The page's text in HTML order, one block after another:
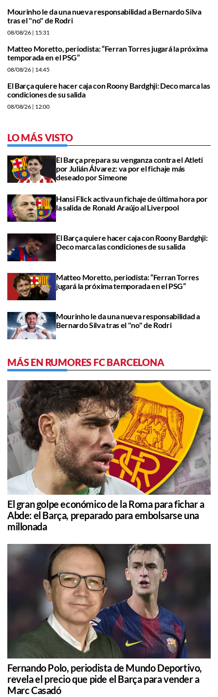
Mourinho le da una nueva responsabilidad a Bernardo Silva
tras el "no" de Rodri
08/08/26 | 15:31
Matteo Moretto, periodista: “Ferran Torres jugará la próxima
temporada en el PSG”
08/08/26 | 14:45
El Barça quiere hacer caja con Roony Bardghji: Deco marca las
condiciones de su salida
08/08/26 | 12:00
LO MÁS VISTO
El Barça prepara su venganza contra el Atleti
por Julián Álvarez: va por el fichaje más
deseado por Simeone
Hansi Flick activa un fichaje de última hora por
la salida de Ronald Araújo al Liverpool
El Barça quiere hacer caja con Roony Bardghji:
Deco marca las condiciones de su salida
Matteo Moretto, periodista: “Ferran Torres
jugará la próxima temporada en el PSG”
Mourinho le da una nueva responsabilidad a
Bernardo Silva tras el "no" de Rodri
MÁS EN RUMORES FC BARCELONA
El gran golpe económico de la Roma para fichar a
Abde: el Barça, preparado para embolsarse una
millonada
Fernando Polo, periodista de Mundo Deportivo,
revela el precio que pide el Barça para vender a
Marc Casadó